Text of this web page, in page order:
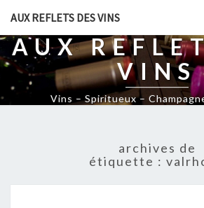
AUX REFLETS DES VINS
AUX
VINS
Vins – Spiritueux –
archives de
étiquette :